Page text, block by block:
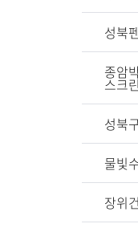
성북
종암
스크
성북
물빛
장위